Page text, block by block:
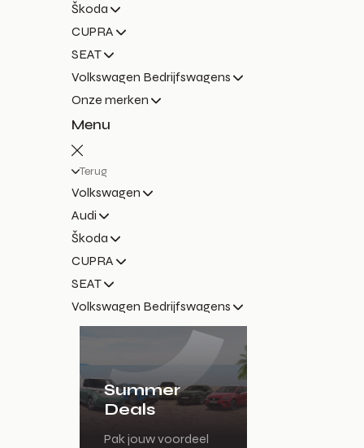
Škoda
CUPRA
SEAT
Volkswagen Bedrijfswagens
Onze merken
Menu
Terug
Volkswagen
Audi
Škoda
CUPRA
SEAT
Volkswagen Bedrijfswagens
Summer
Deals
Pak jouw voordeel